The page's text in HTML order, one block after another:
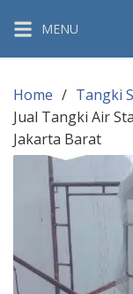
content
MENU
Home
Tangki
Jual Tangki Air
Jakarta Barat